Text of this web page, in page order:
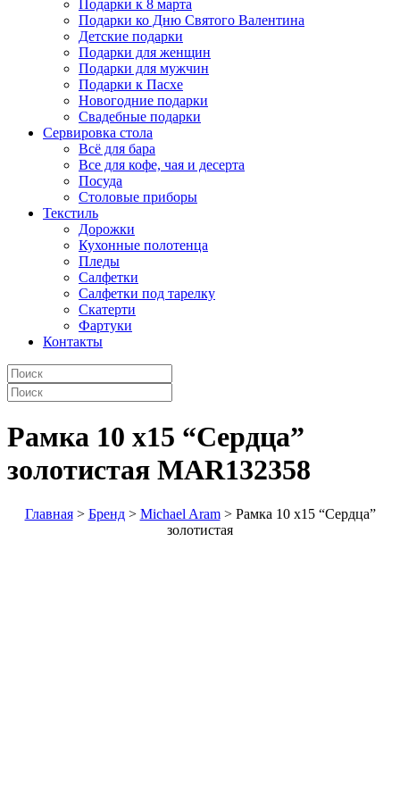
Подарки к 8 марта
Подарки ко Дню Святого Валентина
Детские подарки
Подарки для женщин
Подарки для мужчин
Подарки к Пасхе
Новогодние подарки
Свадебные подарки
Сервировка стола
Всё для бара
Все для кофе, чая и десерта
Посуда
Столовые приборы
Текстиль
Дорожки
Кухонные полотенца
Пледы
Салфетки
Салфетки под тарелку
Скатерти
Фартуки
Контакты
Рамка 10 х15 “Сердца”
золотистая MAR132358
Главная> Бренд> Michael Aram> Рамка 10 х15 “Сердца”
золотистая